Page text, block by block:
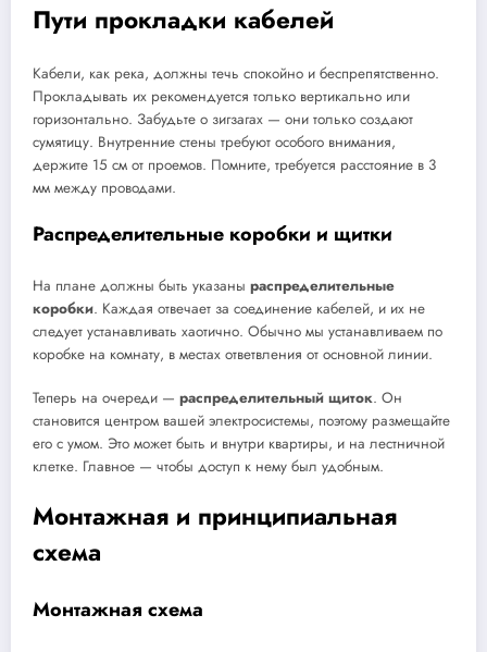
Пути прокладки кабелей
Кабели, как река, должны течь спокойно и беспрепятственно.
Прокладывать их рекомендуется только вертикально или
горизонтально. Забудьте о зигзагах — они только создают
сумятицу. Внутренние стены требуют особого внимания,
держите 15 см от проемов. Помните, требуется расстояние в 3
мм между проводами.
Распределительные коробки и щитки
На плане должны быть указаны распределительные
коробки. Каждая отвечает за соединение кабелей, и их не
следует устанавливать хаотично. Обычно мы устанавливаем по
коробке на комнату, в местах ответвления от основной линии.
Теперь на очереди — распределительный щиток. Он
становится центром вашей электросистемы, поэтому размещайте
его с умом. Это может быть и внутри квартиры, и на лестничной
клетке. Главное — чтобы доступ к нему был удобным.
Монтажная и принципиальная
схема
Монтажная схема